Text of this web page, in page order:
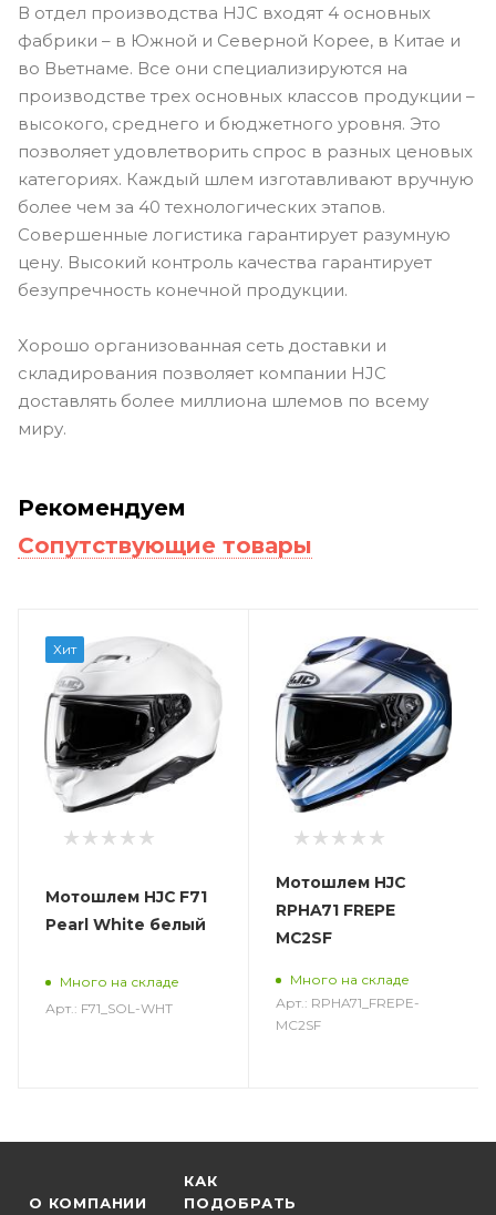
В отдел производства HJC входят 4 основных
фабрики – в Южной и Северной Корее, в Китае и
во Вьетнаме. Все они специализируются на
производстве трех основных классов продукции –
высокого, среднего и бюджетного уровня. Это
позволяет удовлетворить спрос в разных ценовых
категориях. Каждый шлем изготавливают вручную
более чем за 40 технологических этапов.
Совершенные логистика гарантирует разумную
цену. Высокий контроль качества гарантирует
безупречность конечной продукции.
Хорошо организованная сеть доставки и
складирования позволяет компании HJC
доставлять более миллиона шлемов по всему
миру.
Рекомендуем
Сопутствующие товары
Хит
Мотошлем HJC F71
Pearl White белый
Много на складе
Арт.: F71_SOL-WHT
Мотошлем HJC
RPHA71 FREPE
MC2SF
Много на складе
Арт.: RPHA71_FREPE-
MC2SF
О КОМПАНИИ
КАК
ПОДОБРАТЬ